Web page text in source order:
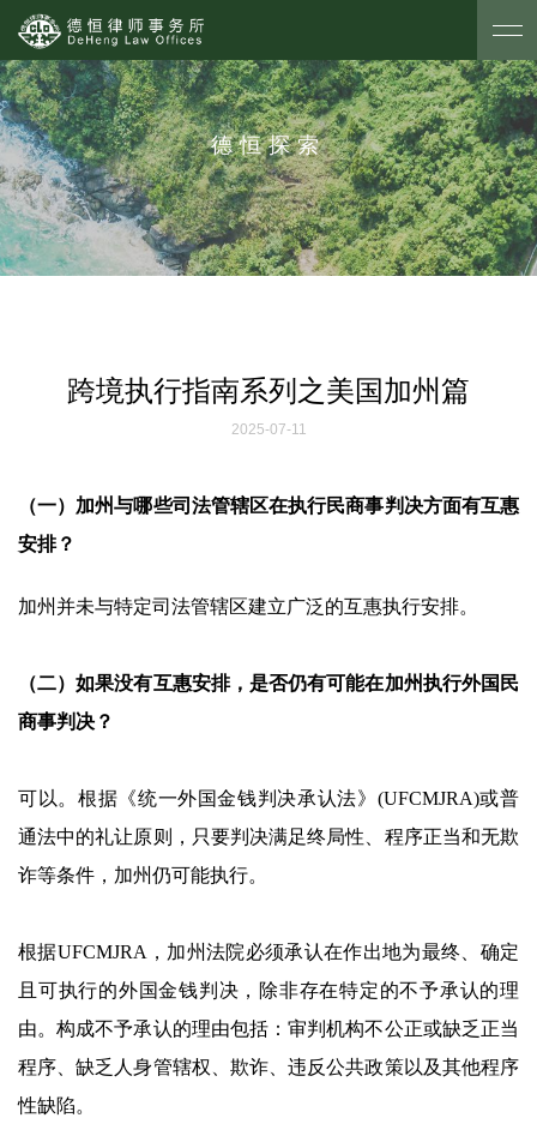
德恒探索
跨境执行指南系列之美国加州篇
2025-07-11
（一）加州与哪些司法管辖区在执行民商事判决方面有互惠
安排？
加州并未与特定司法管辖区建立广泛的互惠执行安排。
（二）如果没有互惠安排，是否仍有可能在加州执行外国民
商事判决？
可以。根据《统一外国金钱判决承认法》(UFCMJRA)或普
通法中的礼让原则，只要判决满足终局性、程序正当和无欺
诈等条件，加州仍可能执行。
根据UFCMJRA，加州法院必须承认在作出地为最终、确定
且可执行的外国金钱判决，除非存在特定的不予承认的理
由。构成不予承认的理由包括：审判机构不公正或缺乏正当
程序、缺乏人身管辖权、欺诈、违反公共政策以及其他程序
性缺陷。